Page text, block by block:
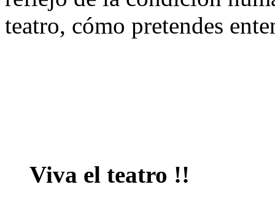
teatro, cómo pretendes
Viva el teatro !!